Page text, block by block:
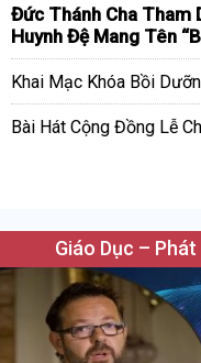
Đức Thánh Cha Tham
Huynh Đệ Mang Tên
Khai Mạc Khóa Bồi
Bài Hát Cộng Đồng Lễ
Giáo Dục –